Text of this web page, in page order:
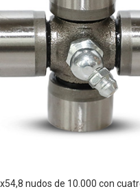
nudos de 10.000 con